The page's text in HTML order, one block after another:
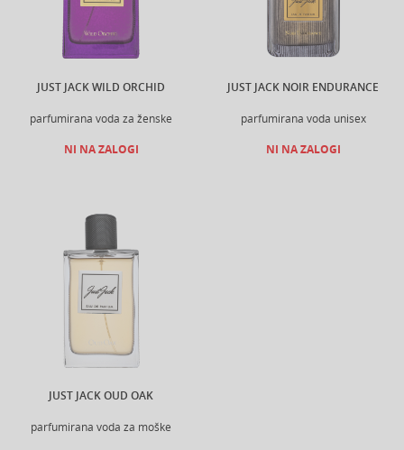
JUST JACK WILD ORCHID
parfumirana voda za ženske
NI NA ZALOGI
JUST JACK NOIR ENDURANCE
parfumirana voda unisex
NI NA ZALOGI
JUST JACK OUD OAK
parfumirana voda za moške